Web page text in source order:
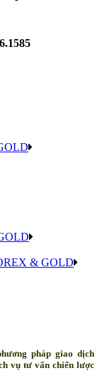
& GOLD
pháp giao dịch
vụ tư vấn chiến lược